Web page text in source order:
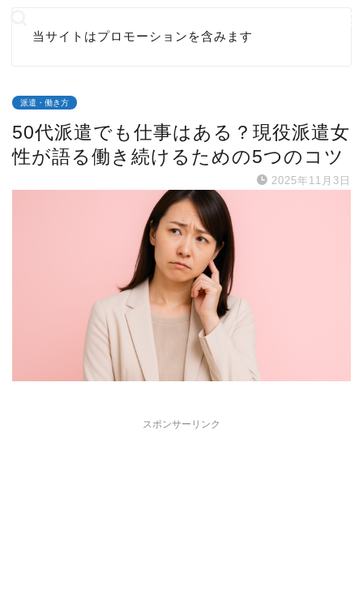
当サイトはプロモーションを含みます
派遣・働き方
50代派遣でも仕事はある？現役派遣女
性が語る働き続けるための5つのコツ
2025年11月3日
スポンサーリンク